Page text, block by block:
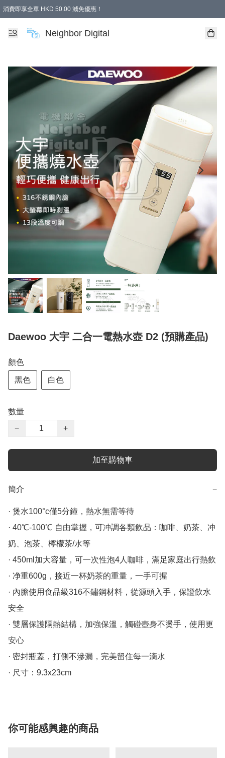
消費即享全單 HKD 50.00 減免優惠！
Neighbor Digital
Daewoo 大宇 二合一電熱水壺 D2 (預購產品)
顏色
黑色 白色
數量
−
+
加至購物車
簡介 −
· 煲水100°c僅5分鐘，熱水無需等待
· 40℃-100℃ 自由掌握，可冲調各類飲品：咖啡、奶茶、冲
奶、泡茶、檸檬茶/水等
· 450ml加大容量，可一次性泡4人咖啡，滿足家庭出行熱飲
· 净重600g，接近一杯奶茶的重量，一手可握
· 內膽使用食品級316不鏽鋼材料，從源頭入手，保證飲水
安全
· 雙層保護隔熱結構，加強保溫，觸碰壺身不燙手，使用更
安心
· 密封瓶蓋，打側不滲漏，完美留住每一滴水
· 尺寸：9.3x23cm
你可能感興趣的商品